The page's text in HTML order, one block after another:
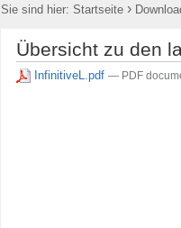
Sie sind hier: Startseite ›
Übersicht zu den
InfinitiveL.pdf — PDF